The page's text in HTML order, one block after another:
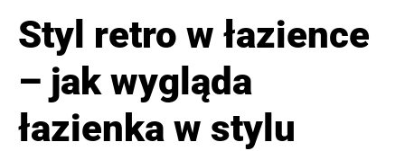
Styl retro w łazience
– jak wygląda
łazienka w stylu